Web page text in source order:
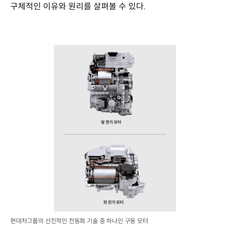
구체적인 이유와 원리를 살펴볼 수 있다.
현대차그룹의 선진적인 전동화 기술 중 하나인 구동 모터